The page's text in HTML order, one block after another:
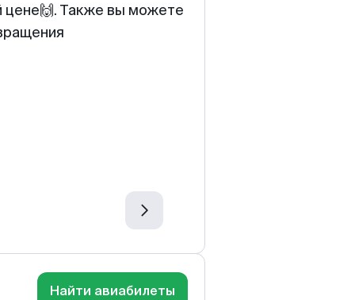
цене🙌. Также вы можете
Найти авиабилеты